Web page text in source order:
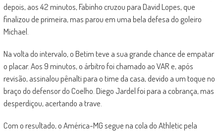
depois, aos 42 minutos, Fabinho cruzou para David Lopes, que
finalizou de primeira, mas parou em uma bela defesa do goleiro
Michael.
Na volta do intervalo, o Betim teve a sua grande chance de empatar
o placar. Aos 9 minutos, o árbitro foi chamado ao VAR e, após
revisão, assinalou pênalti para o time da casa, devido a um toque no
braço do defensor do Coelho. Diego Jardel foi para a cobrança, mas
desperdiçou, acertando a trave.
Com o resultado, o América-MG segue na cola do Athletic pela